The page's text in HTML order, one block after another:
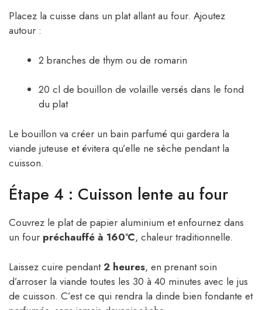
Placez la cuisse dans un plat allant au four. Ajoutez
autour :
2 branches de thym ou de romarin
20 cl de bouillon de volaille versés dans le fond
du plat
Le bouillon va créer un bain parfumé qui gardera la
viande juteuse et évitera qu’elle ne sèche pendant la
cuisson.
Étape 4 : Cuisson lente au four
Couvrez le plat de papier aluminium et enfournez dans
un four préchauffé à 160°C, chaleur traditionnelle.
Laissez cuire pendant2 heures, en prenant soin
d’arroser la viande toutes les 30 à 40 minutes avec le jus
de cuisson. C’est ce qui rendra la dinde bien fondante et